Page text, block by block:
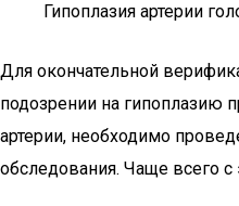
Гипоплазия артерии
Для окончательной
подозрении на гипоплазию
артерии, необходимо
обследования. Чаще всего